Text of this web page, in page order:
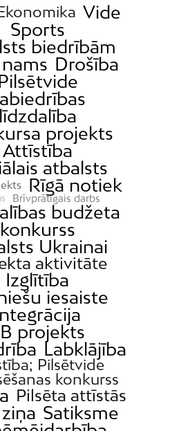
Vide
Sports
biedrībām
Drošība
līdzdalība
projekts
Attīstība
atbalsts
Rīgā notiek
Brīvprātīgais darbs
budžeta
konkurss
Ukrainai
aktivitāte
Izglītība
iesaiste
projekts
Labklājība
Pilsētvide
konkurss
Pilsēta attīstās
Satiksme